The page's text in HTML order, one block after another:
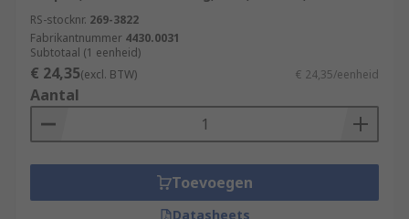
RS-stocknr. 269-3822
Fabrikantnummer 4430.0031
Subtotaal (1 eenheid)
€ 24,35(excl. BTW) € 24,35/eenheid
Aantal
Toevoegen
Datasheets